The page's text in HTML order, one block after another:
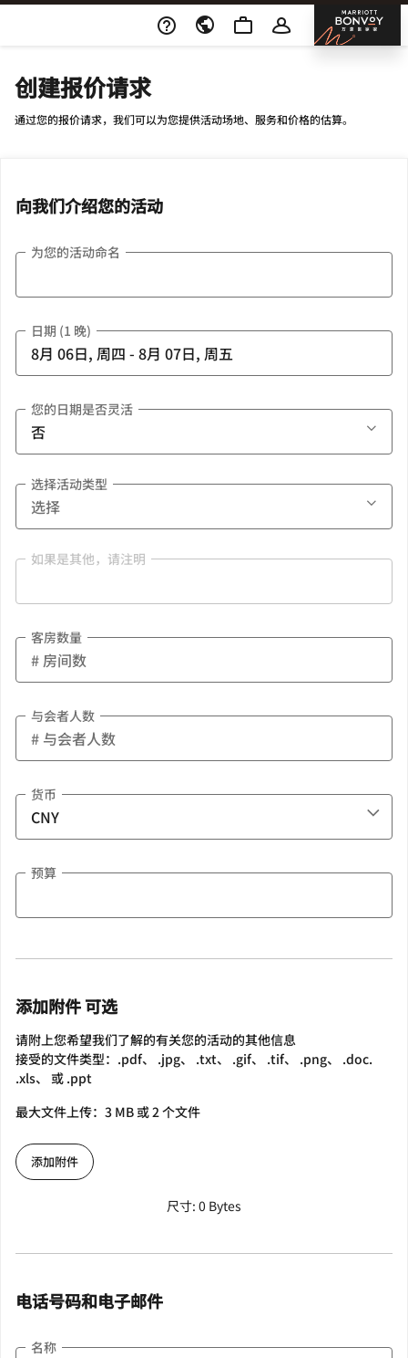
Skip To Content 邦
创建报价请求
通过您的报价请求，我们可以为您提供活动场地、服务和价格的估算。
向我们介绍您的活动
为您的活动命名
日期 (1 晚)
您的日期是否灵活
选择活动类型
如果是其他，请注明
客房数量
与会者人数
货币
预算
添加附件 可选
请附上您希望我们了解的有关您的活动的其他信息
接受的文件类型：.pdf、 .jpg、 .txt、 .gif、 .tif、 .png、 .doc.
.xls、 或 .ppt
最大文件上传：3 MB 或 2 个文件
添加附件
尺寸: 0 Bytes
电话号码和电子邮件
名称